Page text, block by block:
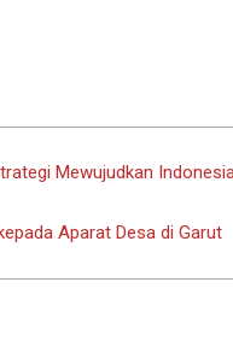
Mewujudkan
Aparat Desa di Garut